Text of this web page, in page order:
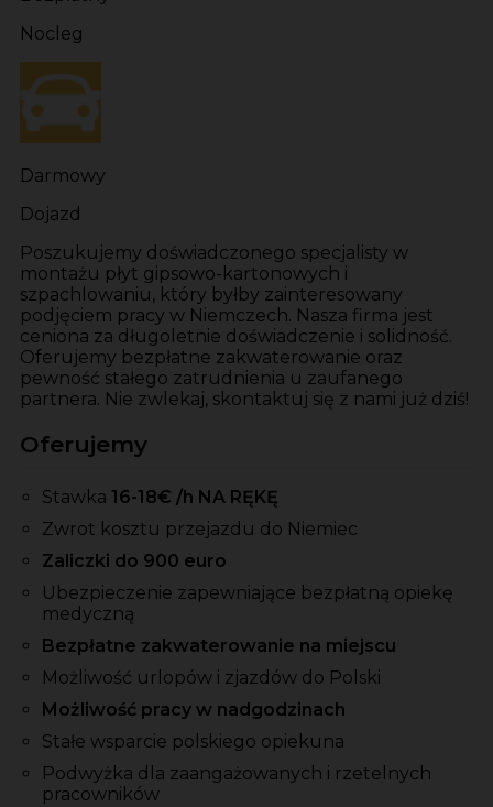
Nocleg
Darmowy
Dojazd
Poszukujemy doświadczonego specjalisty w
montażu płyt gipsowo-kartonowych i
szpachlowaniu, który byłby zainteresowany
podjęciem pracy w Niemczech. Nasza firma jest
ceniona za długoletnie doświadczenie i solidność.
Oferujemy bezpłatne zakwaterowanie oraz
pewność stałego zatrudnienia u zaufanego
partnera. Nie zwlekaj, skontaktuj się z nami już dziś!
Oferujemy
Stawka 16-18€ /h NA RĘKĘ
Zwrot kosztu przejazdu do Niemiec
Zaliczki do 900 euro
Ubezpieczenie zapewniające bezpłatną opiekę
medyczną
Bezpłatne zakwaterowanie na miejscu
Możliwość urlopów i zjazdów do Polski
Możliwość pracy w nadgodzinach
Stałe wsparcie polskiego opiekuna
Podwyżka dla zaangażowanych i rzetelnych
pracowników